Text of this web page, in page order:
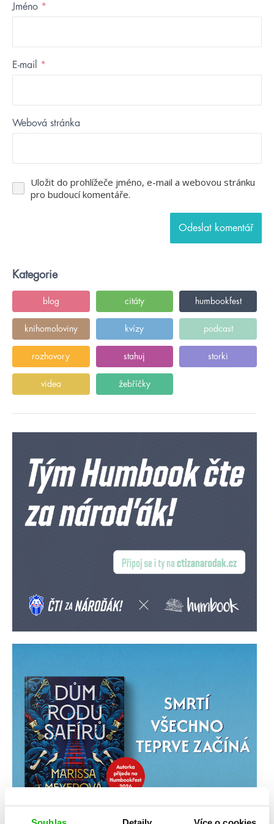
Jméno *
E-mail *
Webová stránka
Uložit do prohlížeče jméno, e-mail a webovou stránku
pro budoucí komentáře.
Kategorie
blog citáty humbookfest
knihomoloviny kvízy podcast
rozhovory stahuj storki
videa žebříčky